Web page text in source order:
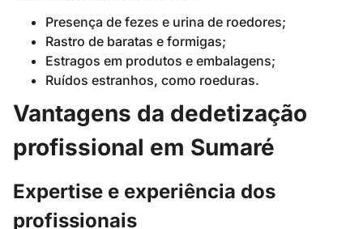
Presença de fezes e urina de roedores;
Rastro de baratas e formigas;
Estragos em produtos e embalagens;
Ruídos estranhos, como roeduras.
Vantagens da dedetização
profissional em Sumaré
Expertise e experiência dos
profissionais